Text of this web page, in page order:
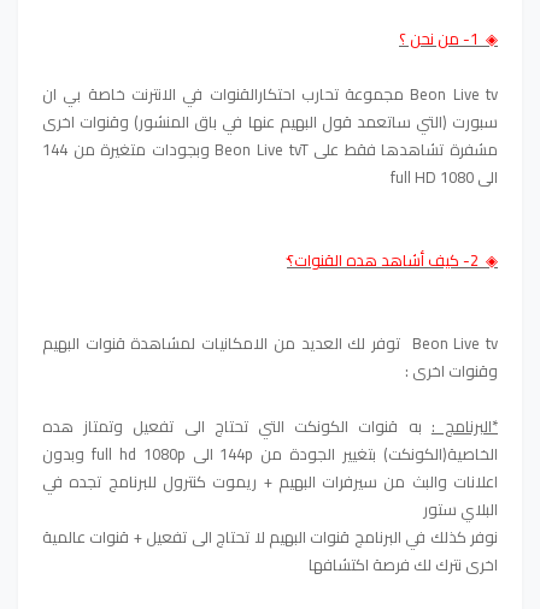
◈ 1- من نحن ؟
Beon Live tv مجموعة تحارب احتكارالقنوات في الانترنت خاصة بي ان
سبورت (التي ساتعمد قول البهيم عنها في باق المنشور) وقنوات اخرى
مشفرة تشاهدها فقط على Beon Live tvT وبجودات متغيرة من 144
الى 1080 full HD
◈ 2- كيف أشاهد هده القنوات؟ّ
Beon Live tv توفر لك العديد من الامكانيات لمشاهدة قنوات البهيم
وقنوات اخرى :
*البرنامج :به قنوات الكونكت التي تحتاج الى تفعيل وتمتاز هده
الخاصية(الكونكت) بتغيير الجودة من 144p الى full hd 1080p وبدون
اعلانات والبث من سيرفرات البهيم + ريموت كنترول للبرنامج تجده في
البلاي ستور
نوفر كذلك في البرنامج قنوات البهيم لا تحتاج الى تفعيل + قنوات عالمية
اخرى نترك لك فرصة اكتشافها